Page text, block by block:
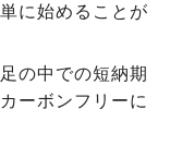
に始めることが
の中での短納期
ーボンフリーに